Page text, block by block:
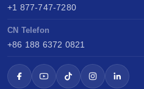
+1 877-747-7280
CN Telefon
+86 188 6372 0821